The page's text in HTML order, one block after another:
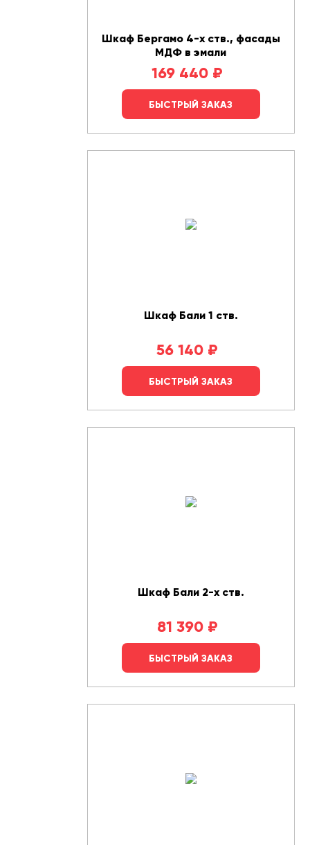
Шкаф Бергамо 4-х ств., фасады
МДФ в эмали
169 440 ₽
БЫСТРЫЙ ЗАКАЗ
Шкаф Бали 1 ств.
56 140 ₽
БЫСТРЫЙ ЗАКАЗ
Шкаф Бали 2-х ств.
81 390 ₽
БЫСТРЫЙ ЗАКАЗ